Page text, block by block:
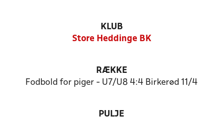
KLUB
Store Heddinge BK
RÆKKE
Fodbold for piger - U7/U8 4:4 Birkerød 11/4
PULJE